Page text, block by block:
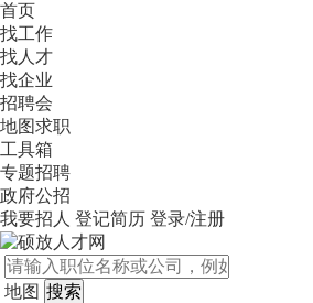
首页
找工作
找人才
找企业
招聘会
地图求职
工具箱
专题招聘
政府公招
我要招人 登记简历 登录/注册
地图